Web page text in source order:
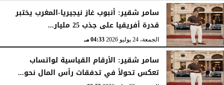
الجمعة، 24 يوليو 2026 04:45 مـ
سامر شقير: أنبوب غاز نيجيريا-المغرب يختبر
قدرة أفريقيا على جذب 25 مليار...
الجمعة، 24 يوليو 2026 04:33 مـ
سامر شقير: الأرقام القياسية لواتساب
تعكس تحولاً في تدفقات رأس المال نحو...